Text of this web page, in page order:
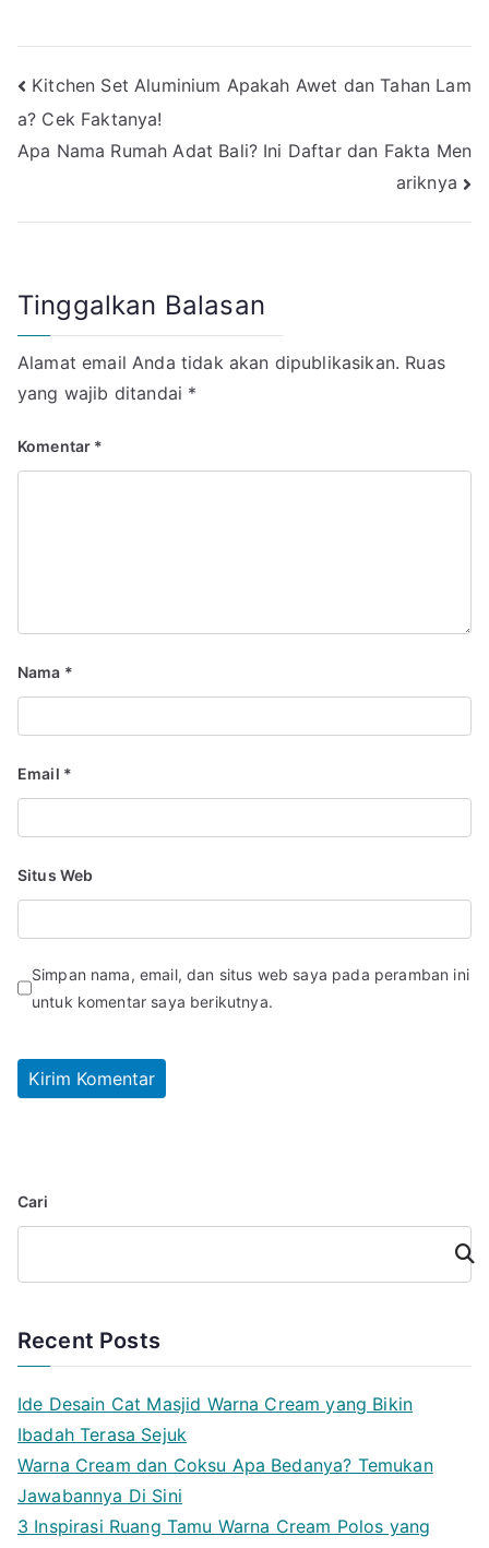
Navigasi
pos
Kitchen Set Aluminium Apakah Awet dan Tahan Lam
a? Cek Faktanya!
Apa Nama Rumah Adat Bali? Ini Daftar dan Fakta Men
ariknya
Tinggalkan Balasan
Alamat email Anda tidak akan dipublikasikan. Ruas
yang wajib ditandai *
Komentar *
Nama *
Email *
Situs Web
Simpan nama, email, dan situs web saya pada peramban ini
untuk komentar saya berikutnya.
Cari
Cari
Recent Posts
Ide Desain Cat Masjid Warna Cream yang Bikin
Ibadah Terasa Sejuk
Warna Cream dan Coksu Apa Bedanya? Temukan
Jawabannya Di Sini
3 Inspirasi Ruang Tamu Warna Cream Polos yang